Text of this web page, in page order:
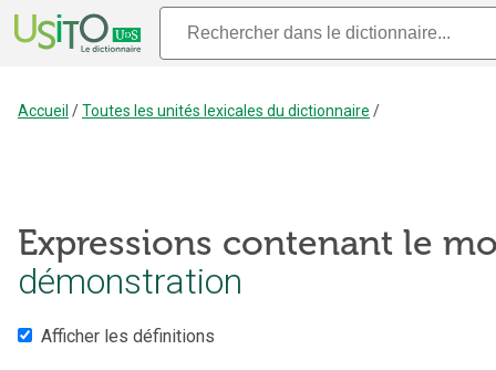
Accueil /Toutes les unités lexicales du dictionnaire /
Expressions contenant le
démonstration
Afficher les définitions